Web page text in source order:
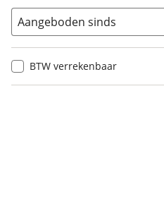
Aangeboden sinds
BTW verrekenbaar